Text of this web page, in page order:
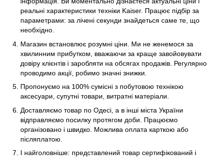
реальні характеристики техніки Kaiser. Працює підбір за
параметрами: за лічені секунди знайдеться саме те, що
необхідно.
Магазин встановлює розумні ціни. Ми не женемося за
хвилинним прибутком, вважаючи за краще завойовувати
довіру клієнтів і заробляти на обсягах продажів. Регулярно
проводимо акції, робимо значні знижки.
Пропонуємо на 100% сумісні з побутовою технікою
аксесуари, супутні товари, витратні матеріали.
Доставляємо товар по Одесі, а в інші міста України
відправляємо посилку протягом доби. Працюємо
організовано і швидко. Можлива оплата карткою або
післяплатою.
І найголовніше: представлений товар сертифікований і